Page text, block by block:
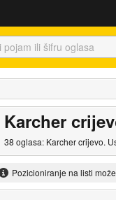
Karcher
38 oglasa: Karcher crijevo.
Pozicioniranje na listi